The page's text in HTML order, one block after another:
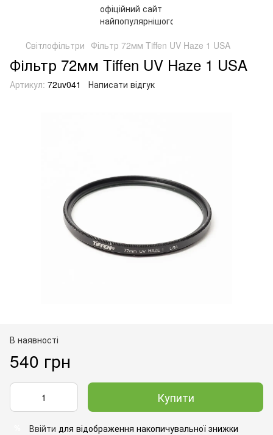
Світлофільтри Фільтр 72мм Tiffen UV Haze 1 USA
Фільтр 72мм Tiffen UV Haze 1 USA
Артикул: 72uv041 Написати відгук
В наявності
540 грн
Купити
Ввійти для відображення накопичувальної знижки